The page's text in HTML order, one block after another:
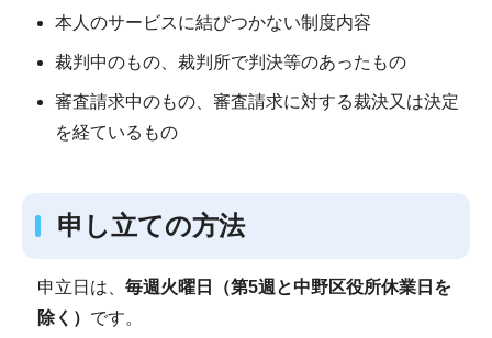
本人のサービスに結びつかない制度内容
裁判中のもの、裁判所で判決等のあったもの
審査請求中のもの、審査請求に対する裁決又は決定
を経ているもの
申し立ての方法
申立日は、 毎週火曜日（第5週と中野区役所休業日を
除く） です。